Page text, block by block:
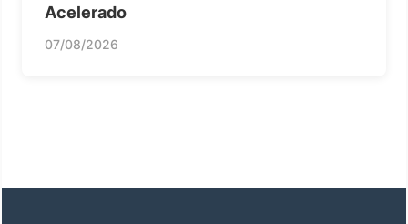
Acelerado
07/08/2026